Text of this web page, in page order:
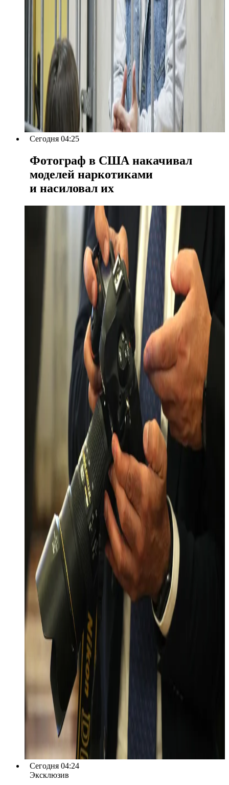
Сегодня 04:25
Фотограф в США накачивал
моделей наркотиками
и насиловал их
Сегодня 04:24
Эксклюзив